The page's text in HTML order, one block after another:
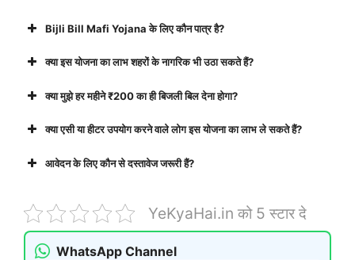
Bijli Bill Mafi Yojana के लिए कौन पात्र है?
क्या इस योजना का लाभ शहरों के नागरिक भी उठा सकते हैं?
क्या मुझे हर महीने ₹200 का ही बिजली बिल देना होगा?
क्या एसी या हीटर उपयोग करने वाले लोग इस योजना का लाभ ले सकते हैं?
आवेदन के लिए कौन से दस्तावेज जरूरी हैं?
YeKyaHai.in को 5 स्टार दे
WhatsApp Channel